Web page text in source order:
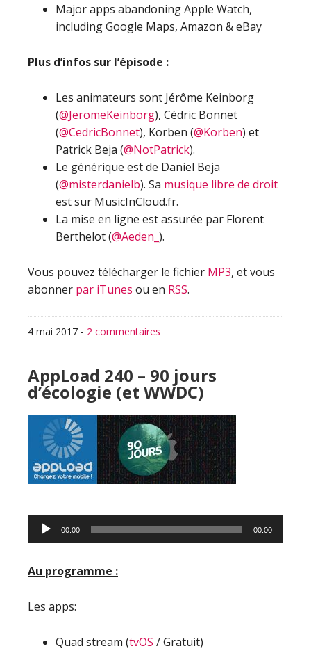
Major apps abandoning Apple Watch,
including Google Maps, Amazon & eBay
Plus d’infos sur l’épisode :
Les animateurs sont Jérôme Keinborg
(@JeromeKeinborg), Cédric Bonnet
(@CedricBonnet), Korben (@Korben) et
Patrick Beja (@NotPatrick).
Le générique est de Daniel Beja
(@misterdanielb). Sa musique libre de droit
est sur MusicInCloud.fr.
La mise en ligne est assurée par Florent
Berthelot (@Aeden_ ).
Vous pouvez télécharger le fichier MP3, et vous
abonner par iTunes ou en RSS.
4 mai 2017 - 2 commentaires
AppLoad 240 – 90 jours
d’écologie (et WWDC)
Lecteur
audio
00:00 00:00
Au programme :
Les apps:
Quad stream (tvOS / Gratuit)